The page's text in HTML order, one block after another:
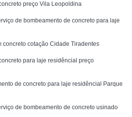
preço Vila Leopoldina
de bombeamento de concreto para laje
concreto cotação Cidade Tiradentes
para laje residêncial preço
de concreto para laje residêncial Parque
de bombeamento de concreto usinado